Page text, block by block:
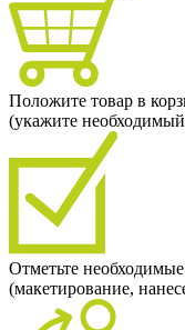
Положите товар в
(укажите
Отметьте
(макетирование,